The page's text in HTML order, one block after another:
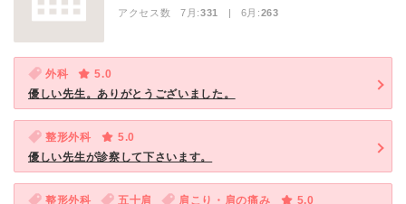
アクセス数 7月:331 | 6月:263
外科
5.0
優しい先生。ありがとうございました。
整形外科
5.0
優しい先生が診察して下さいます。
整形外科 五十肩 肩こり・肩の痛み 5.0